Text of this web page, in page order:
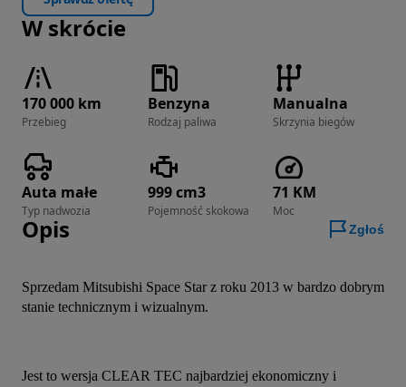
W skrócie
170 000 km
Przebieg
Benzyna
Rodzaj paliwa
Manualna
Skrzynia biegów
Auta małe
Typ nadwozia
999 cm3
Pojemność skokowa
71 KM
Moc
Opis Zgłoś
Sprzedam Mitsubishi Space Star z roku 2013 w bardzo dobrym
stanie technicznym i wizualnym.
Jest to wersja CLEAR TEC najbardziej ekonomiczny i